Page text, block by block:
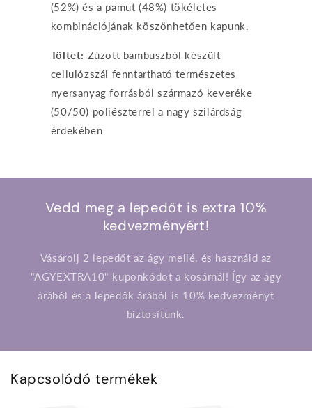
(52%) és a pamut (48%) tökéletes
kombinációjának köszönhetően kapunk.
Töltet: Zúzott bambuszból készült
cellulózszál fenntartható természetes
nyersanyag forrásból származó keveréke
(50/50) poliészterrel a nagy szilárdság
érdekében
Vedd meg a lepedőt is extra 10%
kedvezményért!
Vásárolj 2 lepedőt az ágy mellé, és használd az
"AGYEXTRA10" kuponkódot a kosárnál! Így az ágy
árából és a lepedők árából is 10% kedvezményt
biztosítunk.
Kapcsolódó termékek